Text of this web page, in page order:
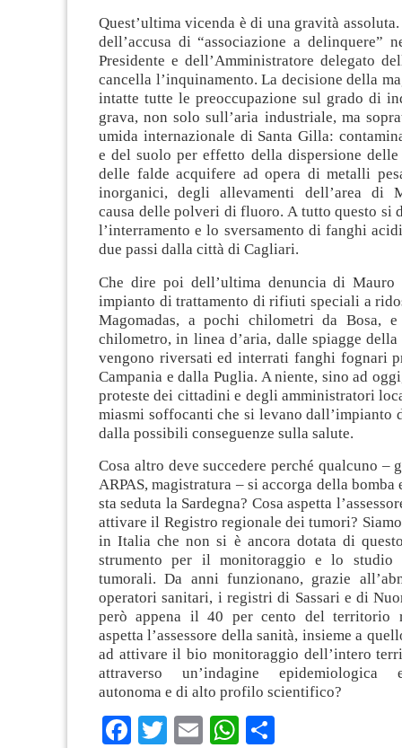
Quest’ultima vicenda è di una gravità
dell’accusa di “associazione a delinquere”
Presidente e dell’Amministratore delegato
cancella l’inquinamento. La decisione della
intatte tutte le preoccupazione sul grado di
grava, non solo sull’aria industriale, ma
umida internazionale di Santa Gilla:
e del suolo per effetto della dispersione
delle falde acquifere ad opera di metalli
inorganici, degli allevamenti dell’area di
causa delle polveri di fluoro. A tutto questo si
l’interramento e lo sversamento di fanghi
due passi dalla città di Cagliari.
Che dire poi dell’ultima denuncia di
impianto di trattamento di rifiuti speciali a
Magomadas, a pochi chilometri da Bosa,
chilometro, in linea d’aria, dalle spiagge della
vengono riversati ed interrati fanghi fognari
Campania e dalla Puglia. A niente, sino ad
proteste dei cittadini e degli amministratori
miasmi soffocanti che si levano dall’impianto
dalla possibili conseguenze sulla salute.
Cosa altro deve succedere perché qualcuno –
ARPAS, magistratura – si accorga della
sta seduta la Sardegna? Cosa aspetta
attivare il Registro regionale dei tumori?
in Italia che non si è ancora dotata di
strumento per il monitoraggio e lo studio
tumorali. Da anni funzionano, grazie
operatori sanitari, i registri di Sassari e di
però appena il 40 per cento del territorio
aspetta l’assessore della sanità, insieme a
ad attivare il bio monitoraggio dell’intero
attraverso un’indagine epidemiologica
autonoma e di alto profilo scientifico?
Facebook
TwitterEmailWhatsApp